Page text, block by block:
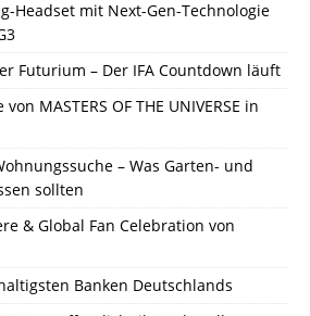
Headset mit Next-Gen-Technologie
Futurium – Der IFA Countdown läuft
MASTERS OF THE UNIVERSE in
– Was Garten- und
sollten
& Global Fan Celebration von
Banken Deutschlands